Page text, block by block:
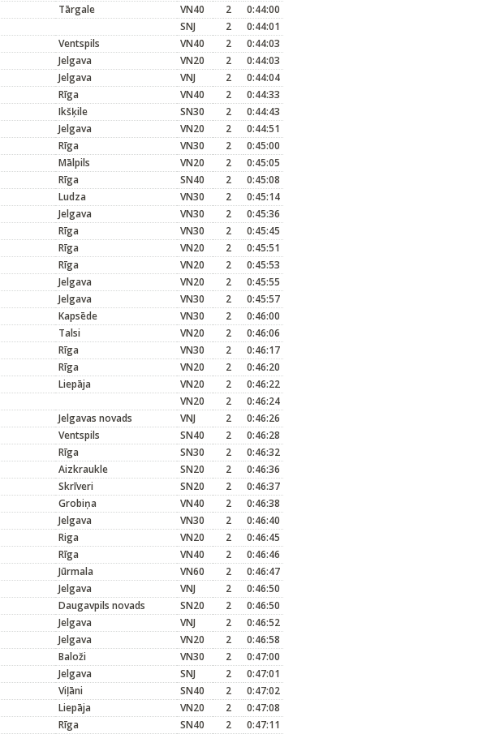
Tārgale VN40 2
0:44:00
SNJ 2
0:44:01
Ventspils VN40 2
0:44:03
Jelgava VN20 2
0:44:03
Jelgava VNJ 2
0:44:04
Rīga VN40 2
0:44:33
Ikšķile SN30 2
0:44:43
Jelgava VN20 2
0:44:51
Rīga VN30 2
0:45:00
Mālpils VN20 2
0:45:05
Rīga SN40 2
0:45:08
Ludza VN30 2
0:45:14
Jelgava VN30 2
0:45:36
Rīga VN30 2
0:45:45
Rīga VN20 2
0:45:51
Rīga VN20 2
0:45:53
Jelgava VN20 2
0:45:55
Jelgava VN30 2
0:45:57
Kapsēde VN30 2
0:46:00
Talsi VN20 2
0:46:06
Rīga VN30 2
0:46:17
Rīga VN20 2
0:46:20
Liepāja VN20 2
0:46:22
VN20 2
0:46:24
Jelgavas novads VNJ 2
0:46:26
Ventspils SN40 2
0:46:28
Rīga SN30 2
0:46:32
Aizkraukle SN20 2
0:46:36
Skrīveri SN20 2
0:46:37
Grobiņa VN40 2
0:46:38
Jelgava VN30 2
0:46:40
Riga VN20 2
0:46:45
Rīga VN40 2
0:46:46
Jūrmala VN60 2
0:46:47
Jelgava VNJ 2
0:46:50
Daugavpils novads SN20 2
0:46:50
Jelgava VNJ 2
0:46:52
Jelgava VN20 2
0:46:58
Baloži VN30 2
0:47:00
Jelgava SNJ 2
0:47:01
Viļāni SN40 2
0:47:02
Liepāja VN20 2
0:47:08
Rīga SN40 2
0:47:11